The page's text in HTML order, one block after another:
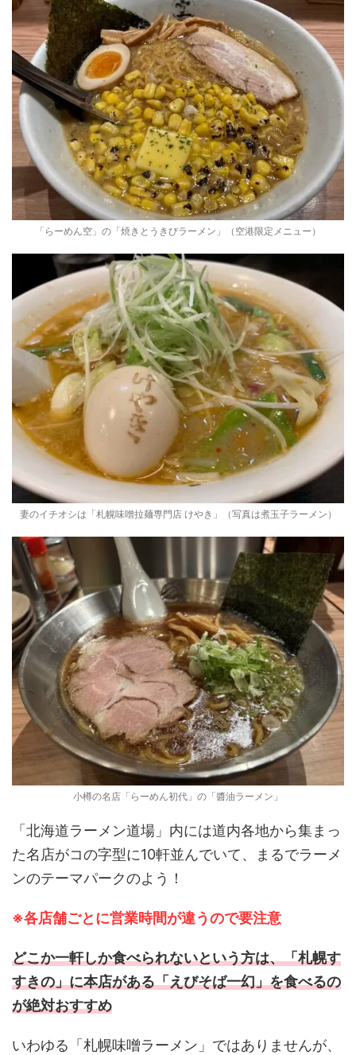
「らーめん空」の「焼きとうきびラーメン」（空港限定メニュー）
妻のイチオシは「札幌味噌拉麺専門店 けやき」（写真は煮玉子ラーメン）
小樽の名店「らーめん初代」の「醬油ラーメン」
「北海道ラーメン道場」内には道内各地から集まっ
た名店がコの字型に10軒並んでいて、まるでラーメ
ンのテーマパークのよう！
※各店舗ごとに営業時間が違うので要注意
どこか一軒しか食べられないという方は、「札幌す
すきの」に本店がある「えびそば一幻」を食べるの
が絶対おすすめ
いわゆる「札幌味噌ラーメン」ではありませんが、